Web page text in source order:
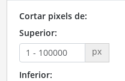
Cortar pixels de:
Superior:
px
Inferior: